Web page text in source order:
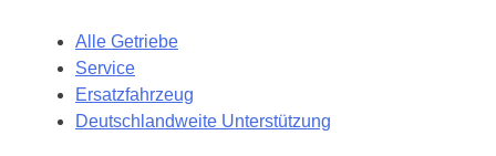
Alle Getriebe
Service
Ersatzfahrzeug
Deutschlandweite Unterstützung